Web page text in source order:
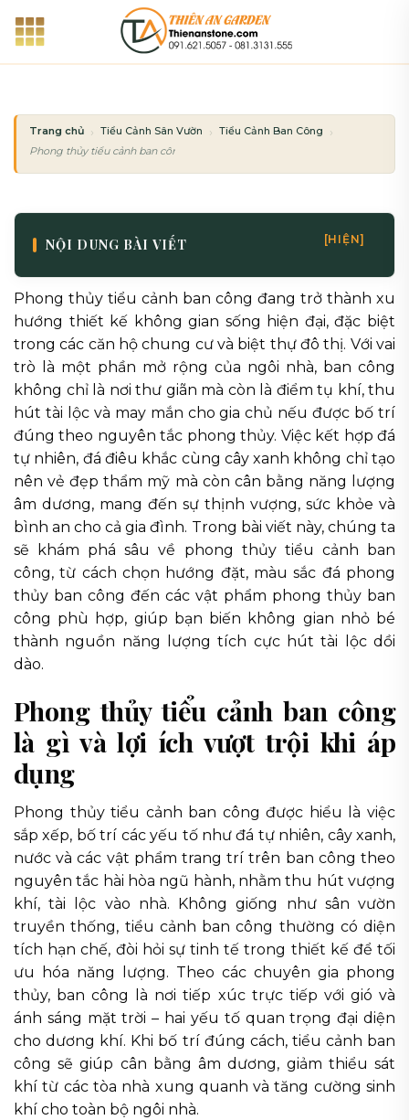
qua
Trang chủ Tiểu Cảnh Sân Vườn
Tiểu Cảnh Ban Công
Phong thủy tiểu cảnh ban công: Cách bố trí đá và cây xanh hút tài lộc
NỘI DUNG BÀI VIẾT [HIỆN]
Phong thủy tiểu cảnh ban công đang trở thành xu
hướng thiết kế không gian sống hiện đại, đặc biệt
trong các căn hộ chung cư và biệt thự đô thị. Với vai
trò là một phần mở rộng của ngôi nhà, ban công
không chỉ là nơi thư giãn mà còn là điểm tụ khí, thu
hút tài lộc và may mắn cho gia chủ nếu được bố trí
đúng theo nguyên tắc phong thủy. Việc kết hợp đá
tự nhiên, đá điêu khắc cùng cây xanh không chỉ tạo
nên vẻ đẹp thẩm mỹ mà còn cân bằng năng lượng
âm dương, mang đến sự thịnh vượng, sức khỏe và
bình an cho cả gia đình. Trong bài viết này, chúng ta
sẽ khám phá sâu về phong thủy tiểu cảnh ban
công, từ cách chọn hướng đặt, màu sắc đá phong
thủy ban công đến các vật phẩm phong thủy ban
công phù hợp, giúp bạn biến không gian nhỏ bé
thành nguồn năng lượng tích cực hút tài lộc dồi
dào.
Phong thủy tiểu cảnh ban công
là gì và lợi ích vượt trội khi áp
dụng
Phong thủy tiểu cảnh ban công được hiểu là việc
sắp xếp, bố trí các yếu tố như đá tự nhiên, cây xanh,
nước và các vật phẩm trang trí trên ban công theo
nguyên tắc hài hòa ngũ hành, nhằm thu hút vượng
khí, tài lộc vào nhà. Không giống như sân vườn
truyền thống, tiểu cảnh ban công thường có diện
tích hạn chế, đòi hỏi sự tinh tế trong thiết kế để tối
ưu hóa năng lượng. Theo các chuyên gia phong
thủy, ban công là nơi tiếp xúc trực tiếp với gió và
ánh sáng mặt trời – hai yếu tố quan trọng đại diện
cho dương khí. Khi bố trí đúng cách, tiểu cảnh ban
công sẽ giúp cân bằng âm dương, giảm thiểu sát
khí từ các tòa nhà xung quanh và tăng cường sinh
khí cho toàn bộ ngôi nhà.